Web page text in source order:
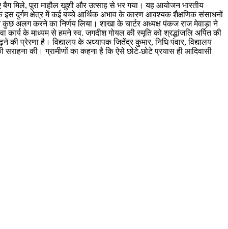
बैग मिले, पूरा माहौल खुशी और उत्साह से भर गया। यह आयोजन भारतीय
इस दुर्गम क्षेत्र में कई बच्चे आर्थिक अभाव के कारण आवश्यक शैक्षणिक संसाधनों
अलग करने का निर्णय लिया। शाखा के चार्टर अध्यक्ष पंकज राज मेवाड़ा ने
के माध्यम से हमने स्व. जगदीश गोयल की स्मृति को श्रद्धांजलि अर्पित की
प्रेरणा है। विद्यालय के अध्यापक जितेंद्र कुमार, निधि पंवार, विद्यालय
सराहना की। ग्रामीणों का कहना है कि ऐसे छोटे-छोटे प्रयास ही आदिवासी